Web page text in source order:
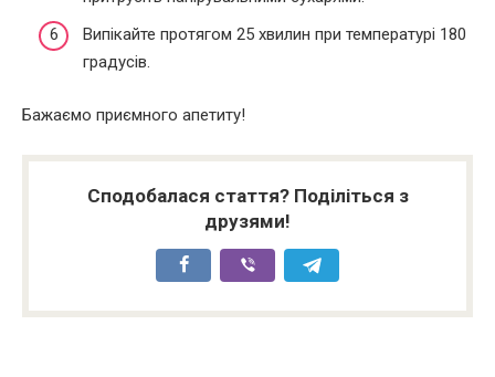
Випікайте протягом 25 хвилин при температурі 180
градусів.
Бажаємо приємного апетиту!
Сподобалася стаття? Поділіться з
друзями!